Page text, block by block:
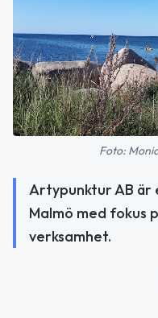
Foto:
Artypunktur AB
Malmö med fokus
verksamhet.